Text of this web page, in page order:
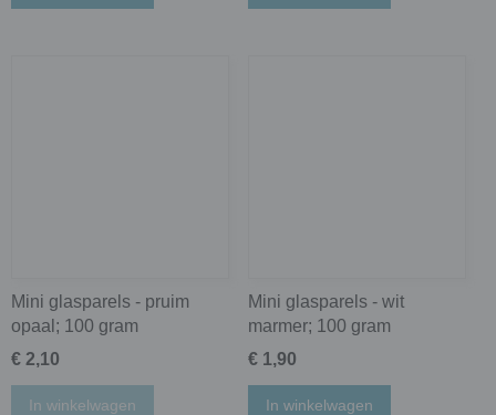
Mini glasparels - pruim
opaal; 100 gram
€ 2,10
In winkelwagen
Mini glasparels - wit
marmer; 100 gram
€ 1,90
In winkelwagen